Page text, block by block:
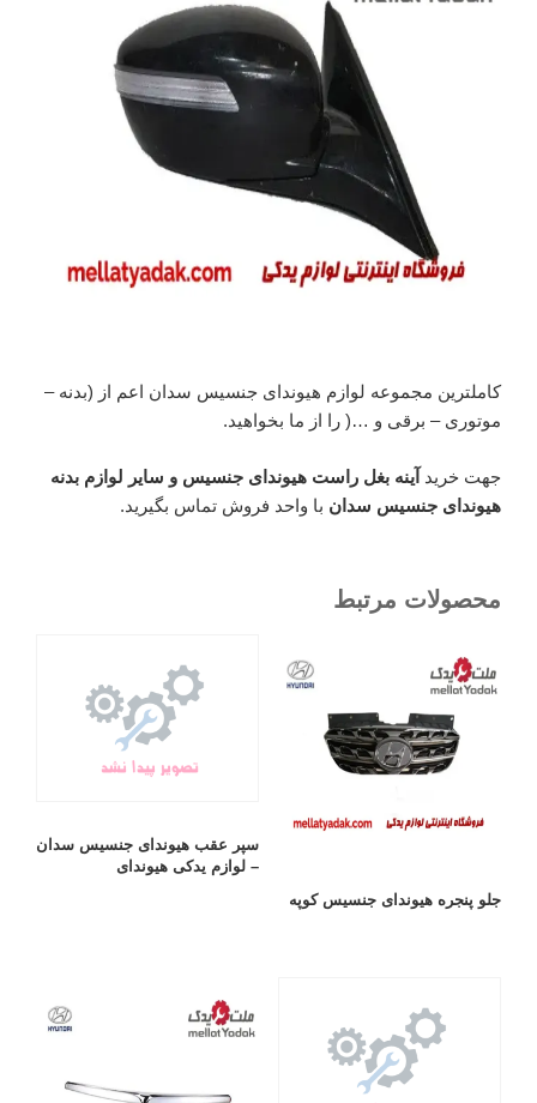
کاملترین مجموعه لوازم هیوندای جنسیس سدان اعم از (بدنه –
موتوری – برقی و …( را از ما بخواهید.
جهت خرید آینه بغل راست هیوندای جنسیس و سایر لوازم بدنه
هیوندای جنسیس سدان با واحد فروش تماس بگیرید.
محصولات مرتبط
جلو پنجره هیوندای جنسیس کوپه
سپر عقب هیوندای جنسیس سدان
– لوازم یدکی هیوندای